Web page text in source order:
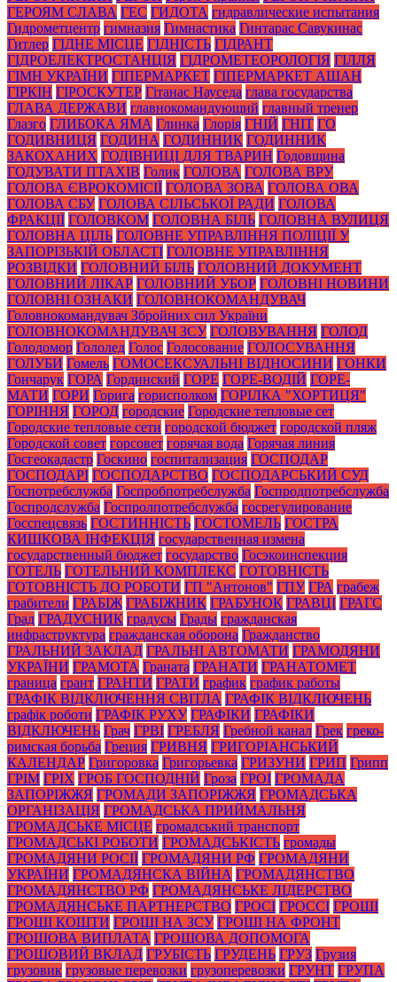
ГЕРОЯМ СЛАВА ГЕС ГИДОТА гидравлические испытания
Гидрометцентр гимназия Гимнастика Гинтарас Савукинас
Гитлер ГІДНЕ МІСЦЕ ГІДНІСТЬ ГІДРАНТ
ГІДРОЕЛЕКТРОСТАНЦІЯ ГІДРОМЕТЕОРОЛОГІЯ ГІЛЛЯ
ГІМН УКРАЇНИ ГІПЕРМАРКЕТ ГІПЕРМАРКЕТ АШАН
ГІРКІН ГІРОСКУТЕР Гітанас Науседа глава государства
ГЛАВА ДЕРЖАВИ главнокомандующий главный тренер
Глазго ГЛИБОКА ЯМА Глинка Глорія ГНІЙ ГНІТ ГО
ГОДИВНИЦЯ ГОДИНА ГОДИННИК ГОДИННИК
ЗАКОХАНИХ ГОДІВНИЦІ ДЛЯ ТВАРИН Годовщина
ГОДУВАТИ ПТАХІВ Голик ГОЛОВА ГОЛОВА ВРУ
ГОЛОВА ЄВРОКОМІСІЇ ГОЛОВА ЗОВА ГОЛОВА ОВА
ГОЛОВА СБУ ГОЛОВА СІЛЬСЬКОЇ РАДИ ГОЛОВА
ФРАКЦІЇ ГОЛОВКОМ ГОЛОВНА БІЛЬ ГОЛОВНА ВУЛИЦЯ
ГОЛОВНА ЦІЛЬ ГОЛОВНЕ УПРАВЛІННЯ ПОЛІЦІЇ У
ЗАПОРІЗЬКІЙ ОБЛАСТІ ГОЛОВНЕ УПРАВЛІННЯ
РОЗВІДКИ ГОЛОВНИЙ БІЛЬ ГОЛОВНИЙ ДОКУМЕНТ
ГОЛОВНИЙ ЛІКАР ГОЛОВНИЙ УБОР ГОЛОВНІ НОВИНИ
ГОЛОВНІ ОЗНАКИ ГОЛОВНОКОМАНДУВАЧ
Головнокомандувач Збройних сил України
ГОЛОВНОКОМАНДУВАЧ ЗСУ ГОЛОВУВАННЯ ГОЛОД
Голодомор Гололед Голос Голосование ГОЛОСУВАННЯ
ГОЛУБИ Гомель ГОМОСЕКСУАЛЬНІ ВІДНОСИНИ ГОНКИ
Гончарук ГОРА Гординский ГОРЕ ГОРЕ-ВОДІЙ ГОРЕ-
МАТИ ГОРИ Горига горисполком ГОРІЛКА "ХОРТИЦЯ"
ГОРІННЯ ГОРОД городские Городские тепловые сет
Городские тепловые сети городской бюджет городской пляж
Городской совет горсовет горячая вода Горячая линия
Госгеокадастр Госкино госпитализация ГОСПОДАР
ГОСПОДАРІ ГОСПОДАРСТВО ГОСПОДАРСЬКИЙ СУД
Госпотребслужба Госпробпотребслужба Госпродпотребслужба
Госпродслужба Госпролпотребслужба госрегулирование
Госспецсвязь ГОСТИННІСТЬ ГОСТОМЕЛЬ ГОСТРА
КИШКОВА ІНФЕКЦІЯ государственная измена
государственный бюджет государство Госэкоинспекция
ГОТЕЛЬ ГОТЕЛЬНИЙ КОМПЛЕКС ГОТОВНІСТЬ
ГОТОВНІСТЬ ДО РОБОТИ ГП "Антонов" ГПУ ГРА грабеж
грабители ГРАБІЖ ГРАБІЖНИК ГРАБУНОК ГРАВЦІ ГРАГС
Град ГРАДУСНИК градусы Грады гражданская
инфраструктура гражданская оборона Гражданство
ГРАЛЬНИЙ ЗАКЛАД ГРАЛЬНІ АВТОМАТИ ГРАМОДЯНИ
УКРАЇНИ ГРАМОТА Граната ГРАНАТИ ГРАНАТОМЕТ
граница грант ГРАНТИ ГРАТИ график график работы
ГРАФІК ВІДКЛЮЧЕННЯ СВІТЛА ГРАФІК ВІДКЛЮЧЕНЬ
графік роботи ГРАФІК РУХУ ГРАФІКИ ГРАФІКИ
ВІДКЛЮЧЕНЬ Грач ГРВІ ГРЕБЛЯ Гребной канал Грек греко-
римская борьба Греция ГРИВНЯ ГРИГОРІАНСЬКИЙ
КАЛЕНДАР Григоровка Григорьевка ГРИЗУНИ ГРИП Грипп
ГРІМ ГРІХ ГРОБ ГОСПОДНІЙ Гроза ГРОІ ГРОМАДА
ЗАПОРІЖЖЯ ГРОМАДИ ЗАПОРІЖЖЯ ГРОМАДСЬКА
ОРГАНІЗАЦІЯ ГРОМАДСЬКА ПРИЙМАЛЬНЯ
ГРОМАДСЬКЕ МІСЦЕ громадський транспорт
ГРОМАДСЬКІ РОБОТИ ГРОМАДСЬКІСТЬ громады
ГРОМАДЯНИ РОСІЇ ГРОМАДЯНИ РФ ГРОМАДЯНИ
УКРАЇНИ ГРОМАДЯНСКА ВІЙНА ГРОМАДЯНСТВО
ГРОМАДЯНСТВО РФ ГРОМАДЯНСЬКЕ ЛІДЕРСТВО
ГРОМАДЯНСЬКЕ ПАРТНЕРСТВО ГРОСІ ГРОССІ ГРОШІ
ГРОШІ КОШТИ ГРОШІ НА ЗСУ ГРОШІ НА ФРОНТ
ГРОШОВА ВИПЛАТА ГРОШОВА ДОПОМОГА
ГРОШОВИЙ ВКЛАД ГРУБІСТЬ ГРУДЕНЬ ГРУЗ Грузия
грузовик грузовые перевозки грузоперевозки ГРУНТ ГРУПА